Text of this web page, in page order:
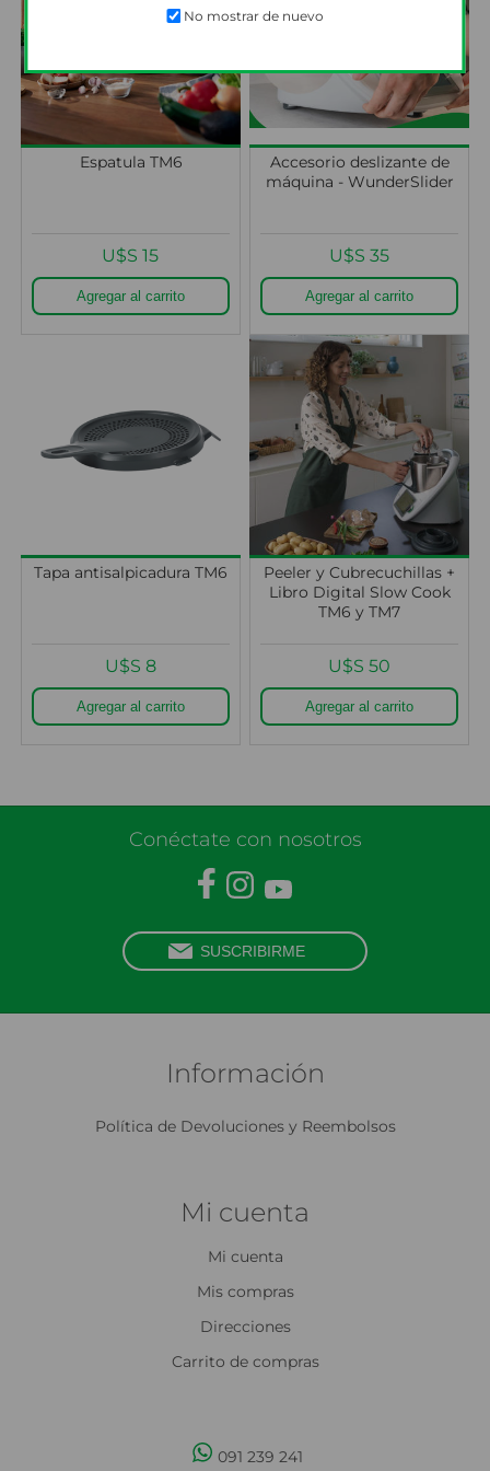
Espatula TM6
U$S 15
Accesorio deslizante de
máquina - WunderSlider
U$S 35
Tapa antisalpicadura TM6
U$S 8
Peeler y Cubrecuchillas +
Libro Digital Slow Cook
TM6 y TM7
U$S 50
Conéctate con nosotros
Información
Política de Devoluciones y Reembolsos
Mi cuenta
Mi cuenta
Mis compras
Direcciones
Carrito de compras
091 239 241
No mostrar de nuevo